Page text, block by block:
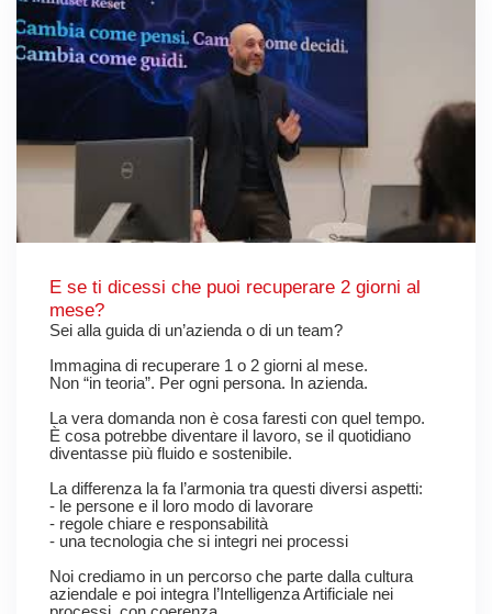
E se ti dicessi che puoi recuperare 2 giorni al
mese?
Sei alla guida di un’azienda o di un team?
Immagina di recuperare 1 o 2 giorni al mese.
Non “in teoria”. Per ogni persona. In azienda.
La vera domanda non è cosa faresti con quel tempo.
È cosa potrebbe diventare il lavoro, se il quotidiano
diventasse più fluido e sostenibile.
La differenza la fa l’armonia tra questi diversi aspetti:
- le persone e il loro modo di lavorare
- regole chiare e responsabilità
- una tecnologia che si integri nei processi
Noi crediamo in un percorso che parte dalla cultura
aziendale e poi integra l’Intelligenza Artificiale nei